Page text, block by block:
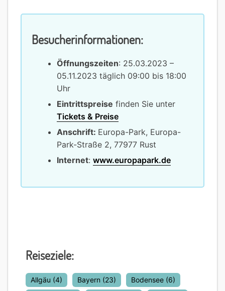
Besucherinformationen:
Öffnungszeiten: 25.03.2023 –
05.11.2023 täglich 09:00 bis 18:00
Uhr
Eintrittspreise finden Sie unter
Tickets & Preise
Anschrift: Europa-Park, Europa-
Park-Straße 2, 77977 Rust
Internet: www.europapark.de
Reiseziele:
Allgäu (4) Bayern (23) Bodensee (6)